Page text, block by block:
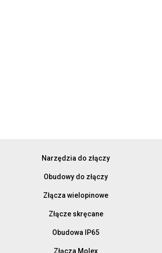
Narzędzia do złączy
Obudowy do złączy
Złącza wielopinowe
Złącze skręcane
Obudowa IP65
Złącza Molex